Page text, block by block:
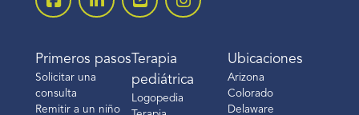
Primeros pasos
Solicitar una
consulta
Remitir a un niño
Terapia
pediátrica
Logopedia
Ubicaciones
Arizona
Colorado
Delaware